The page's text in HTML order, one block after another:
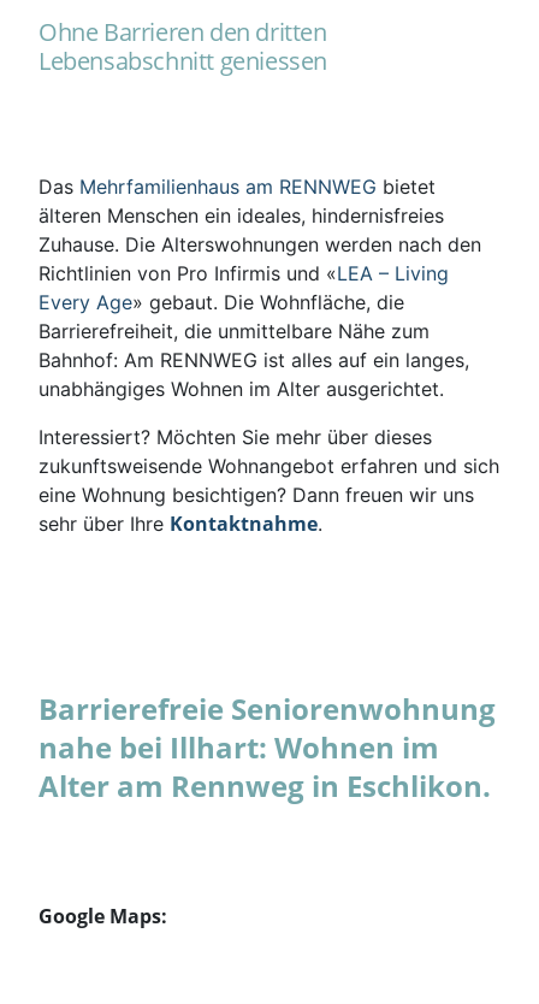
Ohne Barrieren den dritten
Lebensabschnitt geniessen
Das Mehrfamilienhaus am RENNWEG bietet
älteren Menschen ein ideales, hindernisfreies
Zuhause. Die Alterswohnungen werden nach den
Richtlinien von Pro Infirmis und «LEA – Living
Every Age» gebaut. Die Wohnfläche, die
Barrierefreiheit, die unmittelbare Nähe zum
Bahnhof: Am RENNWEG ist alles auf ein langes,
unabhängiges Wohnen im Alter ausgerichtet.
Interessiert? Möchten Sie mehr über dieses
zukunftsweisende Wohnangebot erfahren und sich
eine Wohnung besichtigen? Dann freuen wir uns
sehr über Ihre Kontaktnahme.
Barrierefreie Seniorenwohnung
nahe bei Illhart: Wohnen im
Alter am Rennweg in Eschlikon.
Google Maps: